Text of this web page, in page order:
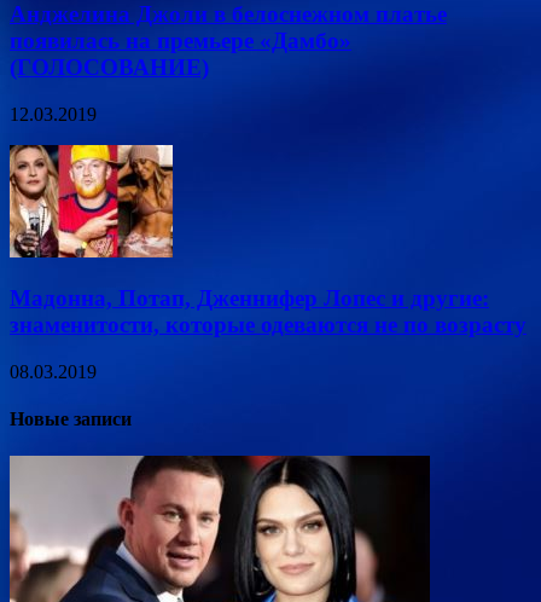
Анджелина Джоли в белоснежном платье
появилась на премьере «Дамбо»
(ГОЛОСОВАНИЕ)
12.03.2019
Мадонна, Потап, Дженнифер Лопес и другие:
знаменитости, которые одеваются не по возрасту
08.03.2019
Новые записи